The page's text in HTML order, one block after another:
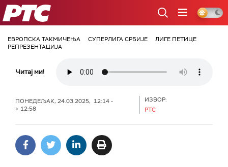
РТС
ЕВРОПСКА ТАКМИЧЕЊА СУПЕРЛИГА СРБИЈЕ
ЛИГЕ ПЕТИЦЕ
РЕПРЕЗЕНТАЦИЈА
Читај ми!
ПОНЕДЕЉАК, 24.03.2025, 12:14 -
> 12:58
ИЗВОР:
РТС